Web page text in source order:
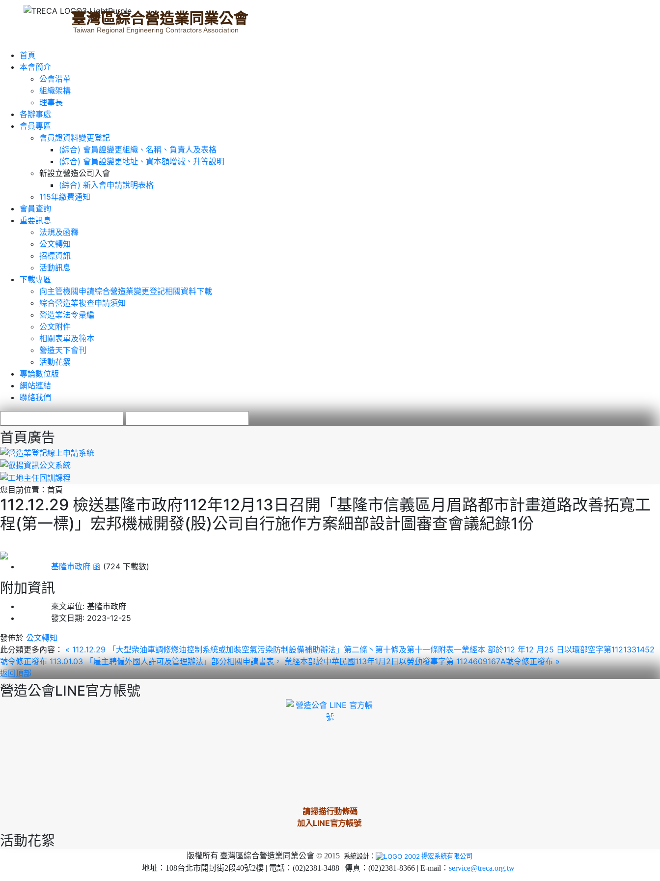
臺灣區綜合營造業同業公會
Taiwan Regional Engineering Contractors Association
首頁
本會簡介
公會沿革
組織架構
理事長
各辦事處
會員專區
會員證資料變更登記
(綜合) 會員證變更組織、名稱、負責人及表格
(綜合) 會員證變更地址、資本額增減、升等說明
新設立營造公司入會
(綜合) 新入會申請說明表格
115年繳費通知
會員查詢
重要訊息
法規及函釋
公文轉知
招標資訊
活動訊息
下載專區
向主管機關申請綜合營造業變更登記相關資料下載
綜合營造業複查申請須知
營造業法令彙編
公文附件
相關表單及範本
營造天下會刊
活動花絮
專論數位版
網站連結
聯絡我們
首頁廣告
您目前位置： 首頁
112.12.29 檢送基隆市政府112年12月13日召開「基隆市信義區月眉路都市計畫道路改善拓寬工
程(第一標)」宏邦機械開發(股)公司自行施作方案細部設計圖審查會議紀錄1份
基隆市政府 函 (724 下載數)
附加資訊
來文單位: 基隆市政府
發文日期: 2023-12-25
發佈於 公文轉知
此分類更多內容： « 112.12.29 「大型柴油車調修燃油控制系統或加裝空氣污染防制設備補助辦法」第二條丶第十條及第十一條附表一業經本 部於112 年12 月25 日以環部空字第1121331452
號令修正發布113.01.03 「雇主聘僱外國人許可及管理辦法」部分相關申請書表， 業經本部於中華民國113年1月2日以勞動發事字第 1124609167A號令修正發布 »
返回頂部
營造公會LINE官方帳號
請掃描行動條碼
加入LINE官方帳號
活動花絮
版權所有 臺灣區綜合營造業同業公會 © 2015 系統設計： 揚宏系統有限公司
地址：108台北市開封街2段40號2樓 | 電話：(02)2381-3488 | 傳真：(02)2381-8366 | E-mail： service@treca.org.tw